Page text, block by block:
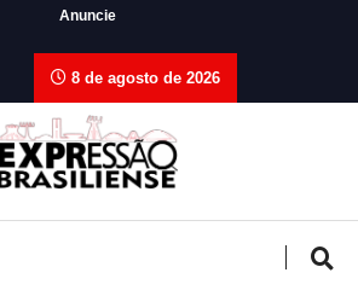
Anuncie
8 de agosto de 2026